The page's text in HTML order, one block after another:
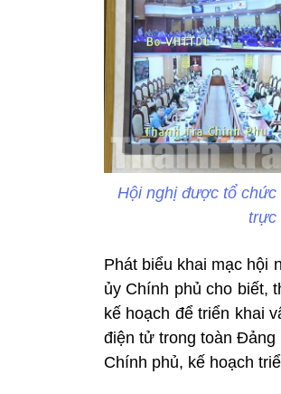
Hội nghị được tổ
trực
Phát biểu khai mạc hội
ủy Chính phủ cho biết,
kế hoạch để triển khai
điện tử trong toàn Đảng
Chính phủ, kế hoạch